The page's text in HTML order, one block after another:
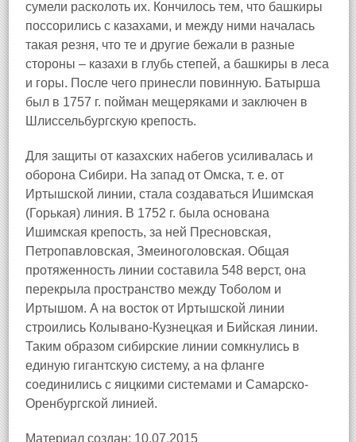
сумели расколоть их. Кончилось тем, что башкиры
поссорились с казахами, и между ними началась
такая резня, что те и другие бежали в разные
стороны – казахи в глубь степей, а башкиры в леса
и горы. После чего принесли повинную. Батырша
был в 1757 г. пойман мещеряками и заключен в
Шлиссельбургскую крепость.
Для защиты от казахских набегов усиливалась и
оборона Сибири. На запад от Омска, т. е. от
Иртышской линии, стала создаваться Ишимская
(Горькая) линия. В 1752 г. была основана
Ишимская крепость, за ней Пресновская,
Петропавловская, Змеиноголовская. Общая
протяженность линии составила 548 верст, она
перекрыла пространство между Тоболом и
Иртышом. А на восток от Иртышской линии
строились Колывано-Кузнецкая и Бийская линии.
Таким образом сибирские линии сомкнулись в
единую гигантскую систему, а на фланге
соединились с яицкими системами и Самарско-
Оренбургской линией.
Материал создан: 10.07.2015